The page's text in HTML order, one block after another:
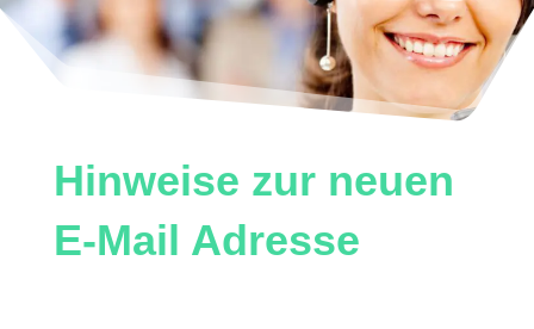
Hinweise zur neuen
E-Mail Adresse